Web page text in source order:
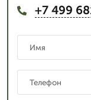
+7 499